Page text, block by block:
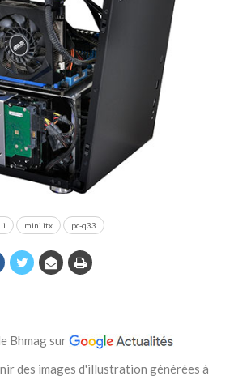
li mini itx pc-q33
Bhmag sur
des images d'illustration générées à